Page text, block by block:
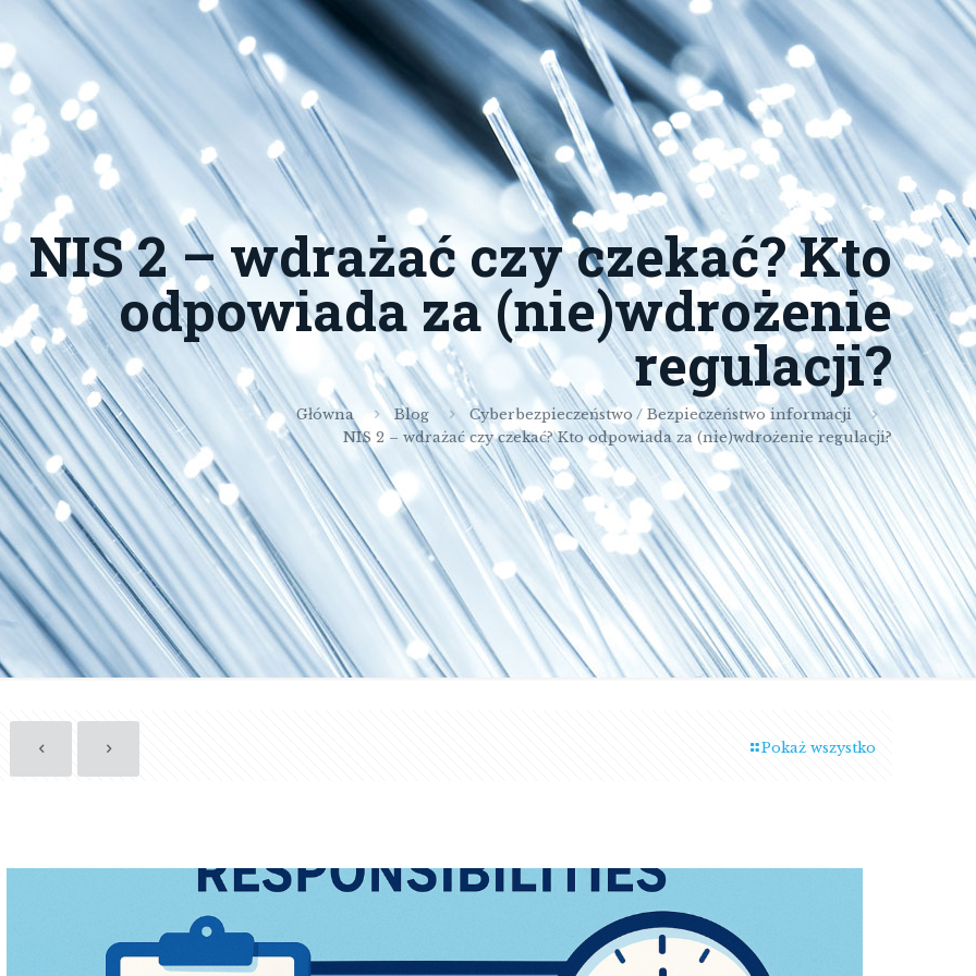
NIS 2 – wdrażać czy czekać? Kto
odpowiada za (nie)wdrożenie
regulacji?
Główna Blog
Cyberbezpieczeństwo / Bezpieczeństwo informacji
NIS 2 – wdrażać czy czekać? Kto odpowiada za (nie)wdrożenie regulacji?
Pokaż wszystko